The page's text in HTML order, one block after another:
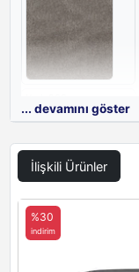
York 300
... devamını göster
İlişkili Ürünler
%30
indirim